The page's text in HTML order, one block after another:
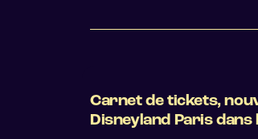
Carnet de tickets,
Disneyland Paris